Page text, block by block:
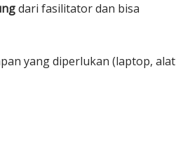
dari fasilitator dan bisa
yang diperlukan (laptop, alat